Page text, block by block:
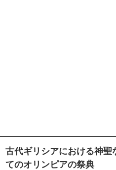
古代ギリシアにおける神聖
てのオリンピアの祭典